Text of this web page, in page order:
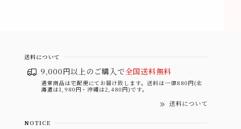
送料について
9,000円以上のご購入で全国送料無料
通常商品は宅配便にてお届け致します。送料は一律880円(北
海道は1,980円・沖縄は2,480円)です。
送料について
NOTICE